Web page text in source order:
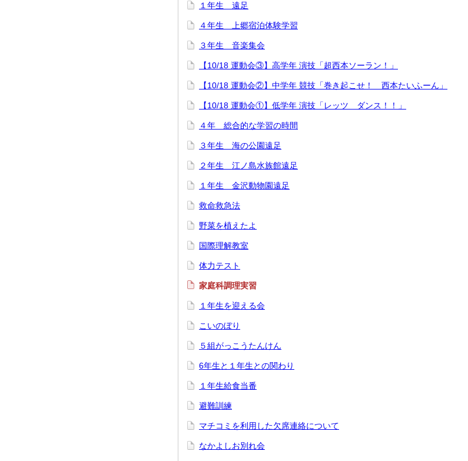
１年生 遠足
４年生 上郷宿泊体験学習
３年生 音楽集会
【10/18 運動会③】高学年 演技「超西本ソーラン！」
【10/18 運動会②】中学年 競技「巻き起こせ！ 西本たいふーん」
【10/18 運動会①】低学年 演技「レッツ ダンス！！」
４年 総合的な学習の時間
３年生 海の公園遠足
２年生 江ノ島水族館遠足
１年生 金沢動物園遠足
救命救急法
野菜を植えたよ
国際理解教室
体力テスト
家庭科調理実習
１年生を迎える会
こいのぼり
５組がっこうたんけん
6年生と１年生との関わり
１年生給食当番
避難訓練
マチコミを利用した欠席連絡について
なかよしお別れ会